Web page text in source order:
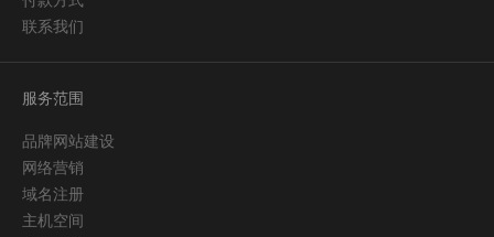
联系我们
服务范围
品牌网站建设
网络营销
域名注册
主机空间